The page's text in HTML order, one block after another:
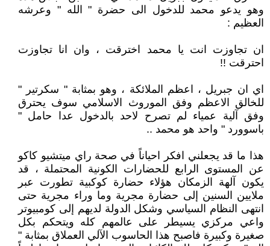
وهو يدعو محمد للدخول الى حضرة " الله " وعرشه
العظيم :
ان تجاوزت انت يا محمد اخترقت ، وان انا تجاوزت
احترقت !!
اي ان جبريل ، اعظم الملائكة ، وهو بمثابة " سكرتير "
للخالق الاعظم وفق الموروث الاسلامي سوف يحترق
وفق آلية عمياء لم تصرح لاحد بالدخول عدا حامل "
باسوورد " واحد هو محمد ..
هذا ما قد يجعلني افكر احياناً في صحة راي ميتشيو كاكو
عن المستوى الرابع للحضارات الكونية المحتملة ، قد
يكون آلهة الزمكان هؤلاء حضارة كوكبية تطورت عبر
ملايين السنين إلى حضارة مجرية وما وراء مجرية حتى
انتهى النظام السياسي وشكل الدولة لديهم إلى كومبيوتر
واعي مركزي يسيطر على عالمهم كله ويتحكم بكل
صغيرة وكبيرة فاصبح هذا الحاسوب الآلي العملاق بمثابة "